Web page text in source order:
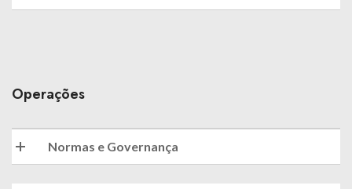
Operações
Normas e Governança